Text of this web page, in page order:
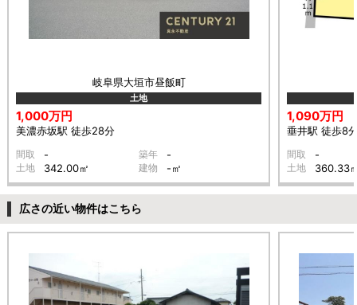
岐阜県大垣市昼飯町
土地
1,000万円
美濃赤坂駅 徒歩28分
間取 - 築年 -
土地 342.00㎡ 建物 -㎡
1,090万円
垂井駅 徒歩8
間取 -
土地 360.33
広さの近い物件はこちら